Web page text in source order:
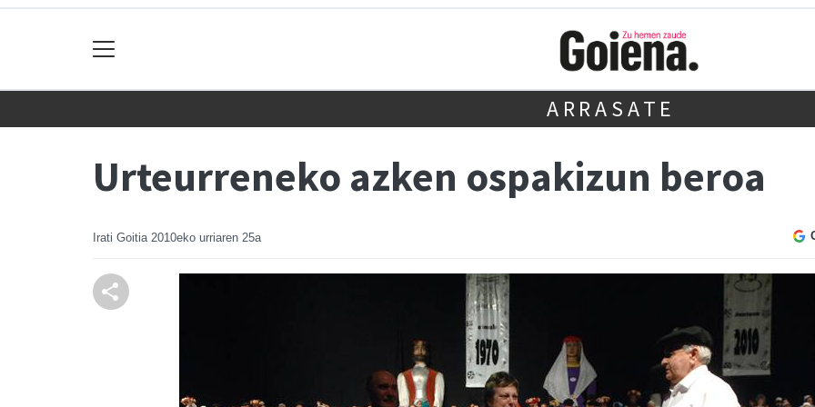
ARRASATE
Urteurreneko azken ospakizun beroa
Irati Goitia 2010eko urriaren 25a